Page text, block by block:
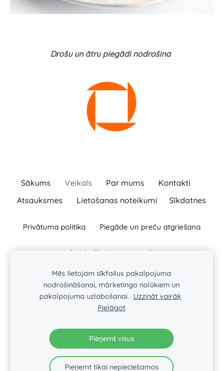
Drošu un ātru piegādi nodrošina
Sākums Veikals Par mums
Kontakti
Atsauksmes
Lietošanas noteikumi Sīkdatnes
Privātuma politika Piegāde un preču atgriešana
info@ballas.lv +371 63322656
Baļļas, Kuldīgas novads, Turlavas pagasts, LV-3329
Reģ. Nr. : 46101008197
Seko mums:
Mēs lietojam sīkfailus pakalpojuma
nodrošināšanai, mārketinga nolūkiem un
pakalpojuma uzlabošanai.
Uzzināt vairāk
Pielāgot
Pieņemt visus
Pieņemt tikai nepieciešamos